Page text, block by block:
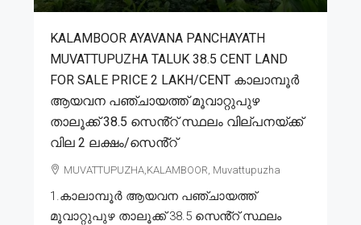
KALAMBOOR AYAVANA PANCHAYATH
MUVATTUPUZHA TALUK 38.5 CENT LAND
FOR SALE PRICE 2 LAKH/CENT കാലാമ്പൂർ
ആയവന പഞ്ചായത്ത് മൂവാറ്റുപുഴ
താലൂക്ക് 38.5 സെൻ്റ് സ്ഥലം വില്പനയ്ക്ക്
വില 2 ലക്ഷം/സെൻ്റ്
MUVATTUPUZHA,KALAMBOOR, Muvattupuzha
1.കാലാമ്പൂർ ആയവന പഞ്ചായത്ത്
മൂവാറ്റുപുഴ താലൂക്ക് 38.5 സെൻ്റ് സ്ഥലം